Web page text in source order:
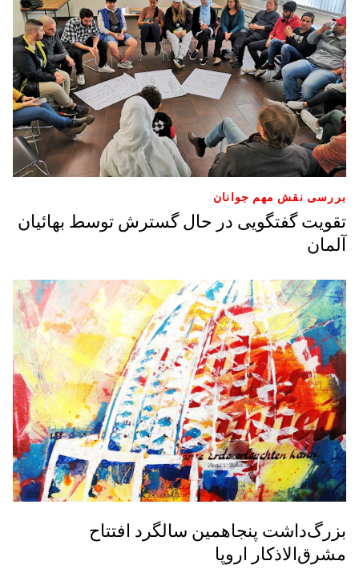
بررسی نقش مهم جوانان
تقویت گفتگویی در حال گسترش توسط بهائیان
آلمان
بزرگ‌داشت پنجاهمین سالگرد افتتاح
مشرق‌الاذکار اروپا